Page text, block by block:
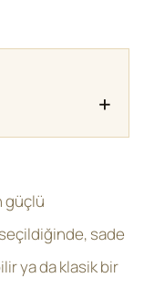
+
güçlü
sade
ya da klasik bir